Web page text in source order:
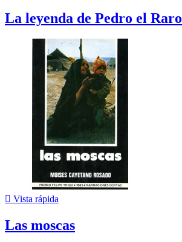
La leyenda de Pedro el Raro
 Vista rápida
Las moscas